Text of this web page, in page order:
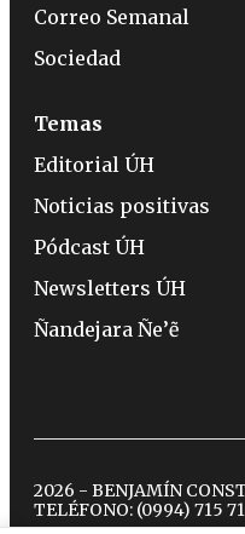
Correo Semanal
Sociedad
Temas
Editorial ÚH
Noticias positivas
Pódcast ÚH
Newsletters ÚH
Ñandejara Ñe’ẽ
2026 - BENJAMÍN
TELÉFONO: (0994) 715